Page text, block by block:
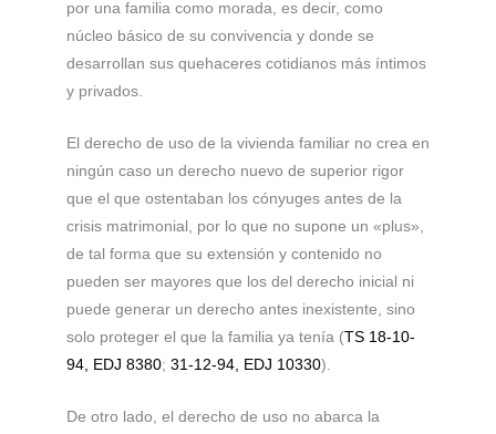
por una familia como morada, es decir, como
núcleo básico de su convivencia y donde se
desarrollan sus quehaceres cotidianos más íntimos
y privados.
El derecho de uso de la vivienda familiar no crea en
ningún caso un derecho nuevo de superior rigor
que el que ostentaban los cónyuges antes de la
crisis matrimonial, por lo que no supone un «plus»,
de tal forma que su extensión y contenido no
pueden ser mayores que los del derecho inicial ni
puede generar un derecho antes inexistente, sino
solo proteger el que la familia ya tenía (TS 18-10-
94, EDJ 8380; 31-12-94, EDJ 10330).
De otro lado, el derecho de uso no abarca la